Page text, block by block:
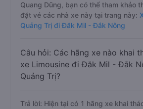
Quang Dũng, bạn có thể tham khảo
đặt vé các nhà xe này tại trang này:
Quảng Trị đi Đăk Mil - Đắk Nông
Câu hỏi: Các hãng xe nào khai
xe Limousine đi Đăk Mil - Đắk
Quảng Trị?
Trả lời: Hiện tại có 1 hãng xe khai